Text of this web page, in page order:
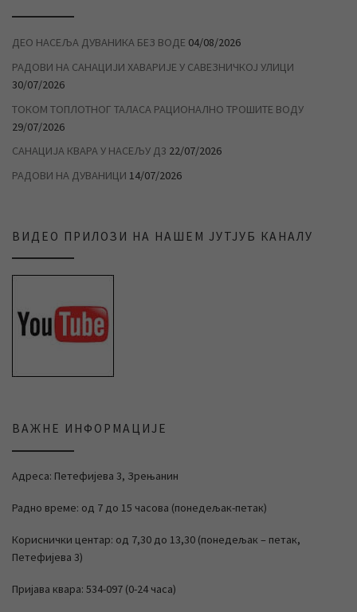
ДЕО НАСЕЉА ДУВАНИКА БЕЗ ВОДЕ 04/08/2026
РАДОВИ НА САНАЦИЈИ ХАВАРИЈЕ У САВЕЗНИЧКОЈ УЛИЦИ
30/07/2026
ТОКОМ ТОПЛОТНОГ ТАЛАСА РАЦИОНАЛНО ТРОШИТЕ ВОДУ
29/07/2026
САНАЦИЈА КВАРА У НАСЕЉУ Д3 22/07/2026
РАДОВИ НА ДУВАНИЦИ 14/07/2026
ВИДЕО ПРИЛОЗИ НА НАШЕМ ЈУТЈУБ КАНАЛУ
ВАЖНЕ ИНФОРМАЦИЈЕ
Адреса: Петефијева 3, Зрењанин
Радно време: од 7 до 15 часова (понедељак-петак)
Кориснички центар: од 7,30 до 13,30 (понедељак – петак,
Петефијева 3)
Пријава квара: 534-097 (0-24 часа)